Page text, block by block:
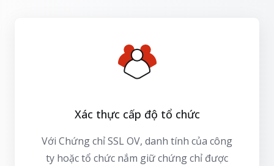
Xác thực cấp độ tổ chức
Với Chứng chỉ SSL OV, danh tính của công
ty hoặc tổ chức nắm giữ chứng chỉ được